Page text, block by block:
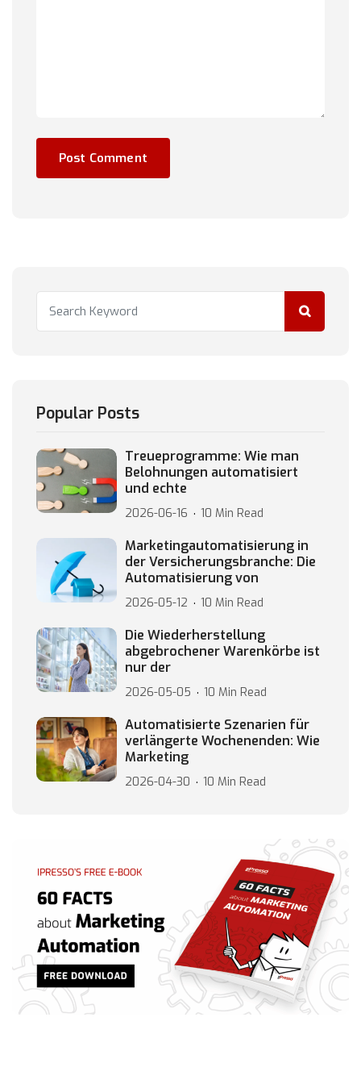
Popular Posts
Treueprogramme: Wie man
Belohnungen automatisiert
und echte
2026-06-16 10 Min Read
Marketingautomatisierung in
der Versicherungsbranche: Die
Automatisierung von
2026-05-12 10 Min Read
Die Wiederherstellung
abgebrochener Warenkörbe ist
nur der
2026-05-05 10 Min Read
Automatisierte Szenarien für
verlängerte Wochenenden: Wie
Marketing
2026-04-30 10 Min Read